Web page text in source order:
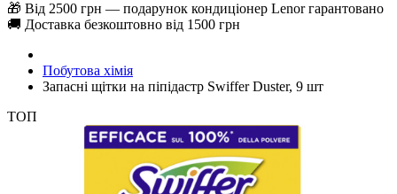
🎁 Від 2500 грн — подарунок кондиціонер Lenor гарантовано
🚚 Доставка безкоштовно від 1500 грн
Побутова хімія
Запасні щітки на піпідастр Swiffer Duster, 9 шт
ТОП